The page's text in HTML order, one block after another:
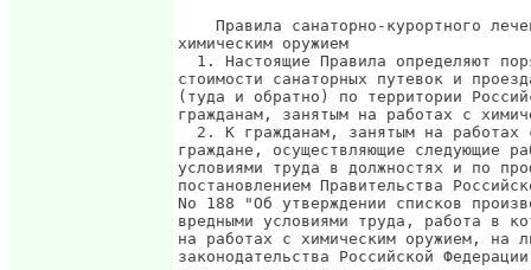
Правила санаторно-курортного
химическим оружием
1. Настоящие Правила определяют
стоимости санаторных путевок и
(туда и обратно) по территории
гражданам, занятым на работах с
2. К гражданам, занятым на работах
граждане, осуществляющие следующие
условиями труда в должностях и по
постановлением Правительства
No 188 "Об утверждении списков
вредными условиями труда, работа в
на работах с химическим оружием, на
законодательства Российской